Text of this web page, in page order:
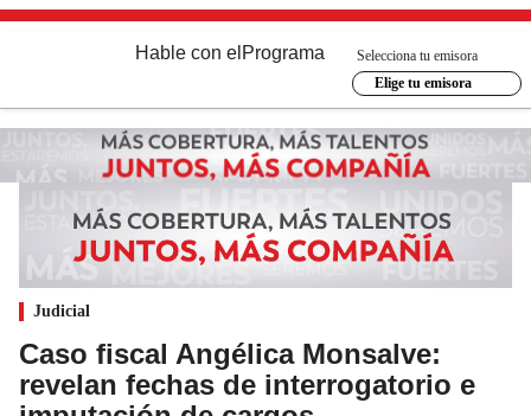
Hable con el Programa
Selecciona tu emisora
Elige tu emisora
Judicial
Caso fiscal Angélica Monsalve:
revelan fechas de interrogatorio e